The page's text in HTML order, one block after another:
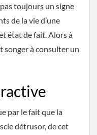
toujours un signe
de la vie d’une
état de fait. Alors à
songer à consulter un
par le fait que la
détrusor, de cet